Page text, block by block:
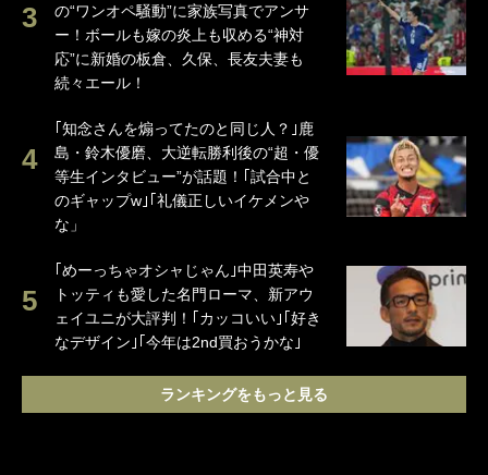
の“ワンオペ騒動”に家族写真でアンサ
ー！ボールも嫁の炎上も収める“神対
応”に新婚の板倉、久保、長友夫妻も
続々エール！
｢知念さんを煽ってたのと同じ人？｣鹿
島・鈴木優磨、大逆転勝利後の“超・優
等生インタビュー”が話題！｢試合中と
のギャップw｣｢礼儀正しいイケメンや
な」
｢めーっちゃオシャじゃん｣中田英寿や
トッティも愛した名門ローマ、新アウ
ェイユニが大評判！｢カッコいい｣｢好き
なデザイン｣｢今年は2nd買おうかな｣
ランキングをもっと見る